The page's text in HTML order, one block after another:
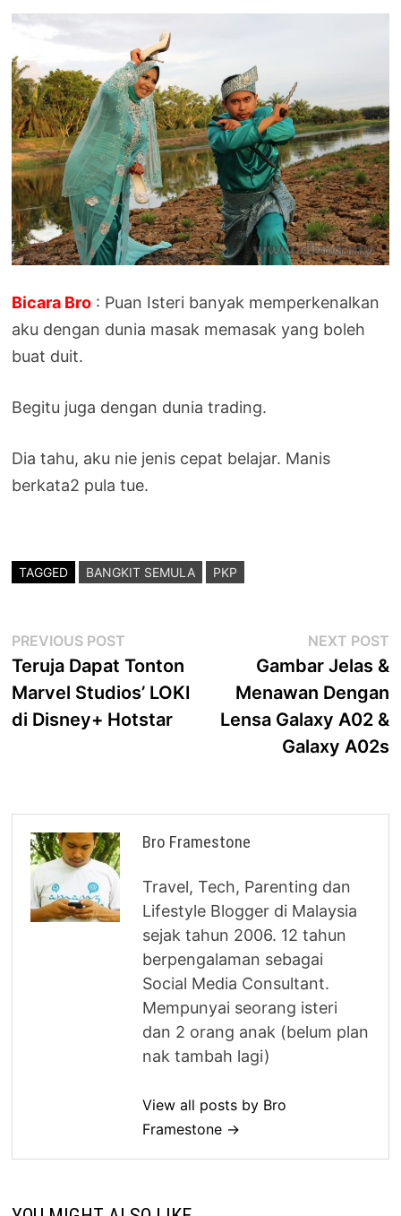
Bicara Bro : Puan Isteri banyak memperkenalkan
aku dengan dunia masak memasak yang boleh
buat duit.
Begitu juga dengan dunia trading.
Dia tahu, aku nie jenis cepat belajar. Manis
berkata2 pula tue.
TAGGED BANGKIT SEMULA PKP
Post
navigation
PREVIOUS POST
post:
Teruja Dapat Tonton
Marvel Studios’ LOKI
di Disney+ Hotstar
NEXT POST
Gambar Jelas &
Menawan Dengan
Lensa Galaxy A02 &
Galaxy A02s
Bro Framestone
Travel, Tech, Parenting dan
Lifestyle Blogger di Malaysia
sejak tahun 2006. 12 tahun
berpengalaman sebagai
Social Media Consultant.
Mempunyai seorang isteri
dan 2 orang anak (belum plan
nak tambah lagi)
View all posts by Bro
Framestone →